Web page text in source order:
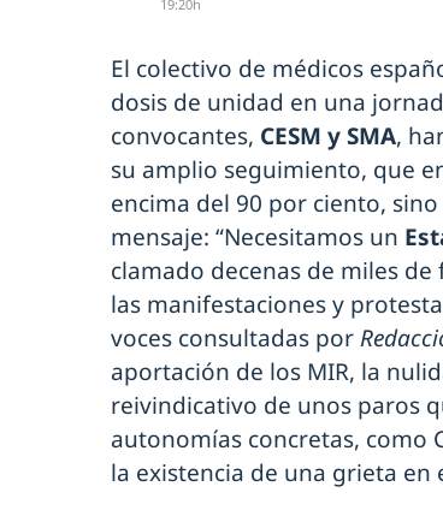
19:20h
El colectivo de médicos
dosis de unidad en una
convocantes, CESM y SMA,
su amplio seguimiento, que
encima del 90 por ciento,
mensaje: “Necesitamos un
clamado decenas de miles
las manifestaciones y
voces consultadas por
aportación de los MIR, la
reivindicativo de unos paros
autonomías concretas, como
la existencia de una grieta